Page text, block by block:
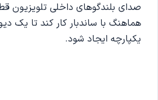
صدای بلندگوهای داخلی تلویزیون
هماهنگ با ساندبار کار کند تا یک
یکپارچه ایجاد شود.